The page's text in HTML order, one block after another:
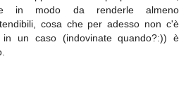
in modo da renderle almeno
cosa che per adesso non c'è
un caso (indovinate quando?:)) è